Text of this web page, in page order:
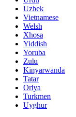
Uzbek
Vietnamese
Welsh
Xhosa
Yiddish
Yoruba
Zulu
Kinyarwanda
Tatar
Oriya
Turkmen
Uyghur